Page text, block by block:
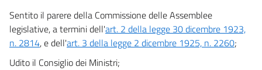
art. 12
art. 13
art. 14
Sentito il parere della Commissione delle Assemblee
legislative, a termini dell'art. 2 della legge 30 dicembre 1923,
n. 2814, e dell'art. 3 della legge 2 dicembre 1925, n. 2260;
Udito il Consiglio dei Ministri;